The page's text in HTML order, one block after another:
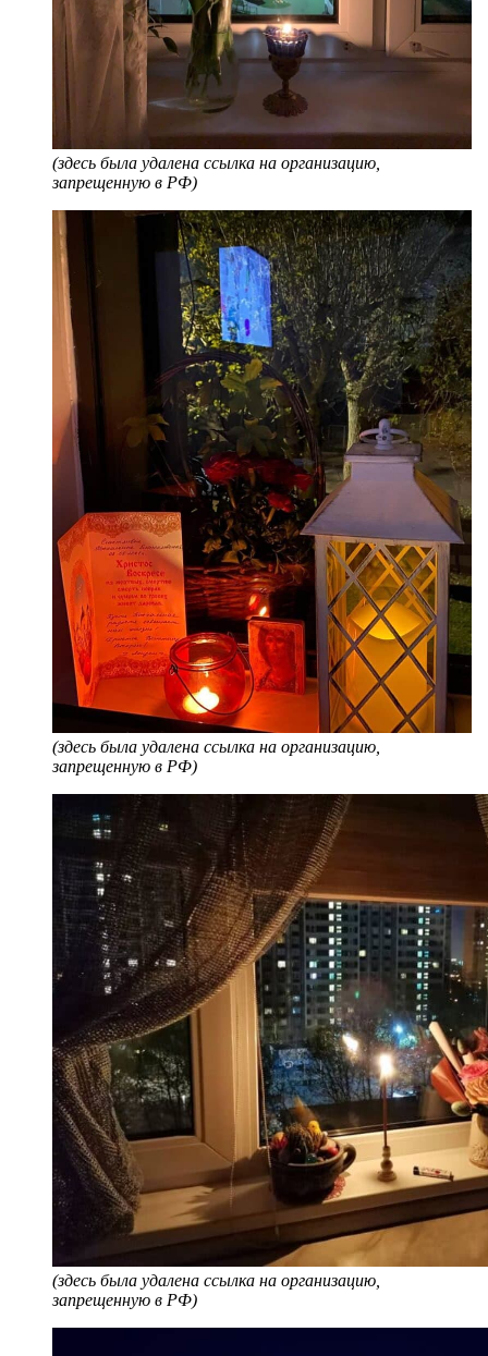
(здесь была удалена ссылка на организацию,
запрещенную в РФ)
(здесь была удалена ссылка на организацию,
запрещенную в РФ)
(здесь была удалена ссылка на организацию,
запрещенную в РФ)